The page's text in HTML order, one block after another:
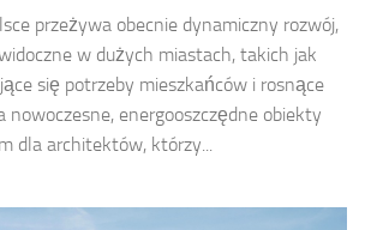
przeżywa obecnie dynamiczny rozwój,
w dużych miastach, takich jak
się potrzeby mieszkańców i rosnące
nowoczesne, energooszczędne obiekty
dla architektów, którzy...